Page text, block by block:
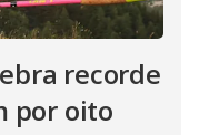
recorde
por oito